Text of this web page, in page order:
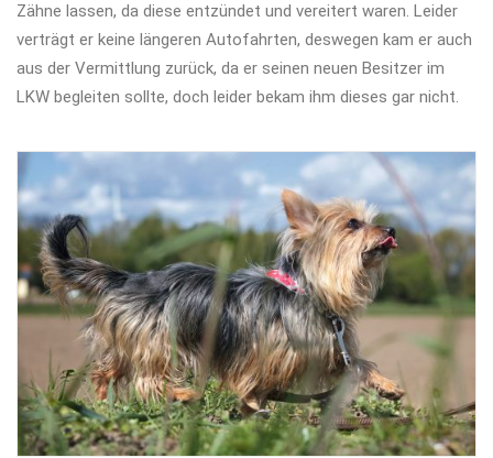
Zähne lassen, da diese entzündet und vereitert waren. Leider
verträgt er keine längeren Autofahrten, deswegen kam er auch
aus der Vermittlung zurück, da er seinen neuen Besitzer im
LKW begleiten sollte, doch leider bekam ihm dieses gar nicht.